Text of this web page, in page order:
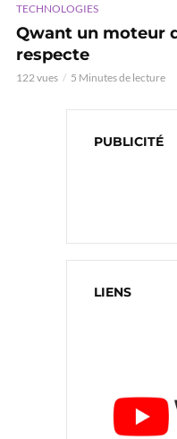
TECHNOLOGIES
Qwant un moteur
respecte
122 vues 5 Minutes de lecture
PUBLICITÉ
LIENS